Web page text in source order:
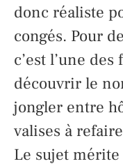
donc réaliste
congés. Pour
c’est l’une
découvrir le
jongler entre
valises à
Le sujet